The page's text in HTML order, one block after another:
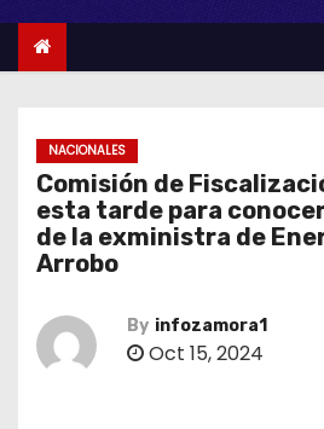
t
e
NACIONALES
Comisión de
esta tarde para
de la exministra de
Arrobo
By infozamora1
Oct 15, 2024